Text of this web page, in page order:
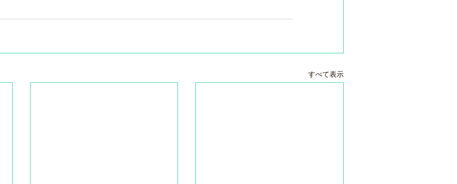
すべて表示